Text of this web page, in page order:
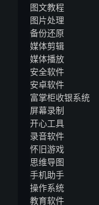
图文教程
图片处理
备份还原
媒体剪辑
媒体播放
安全软件
安卓软件
富掌柜收银系统
屏幕录制
开心工具
录音软件
怀旧游戏
思维导图
手机助手
操作系统
教育软件